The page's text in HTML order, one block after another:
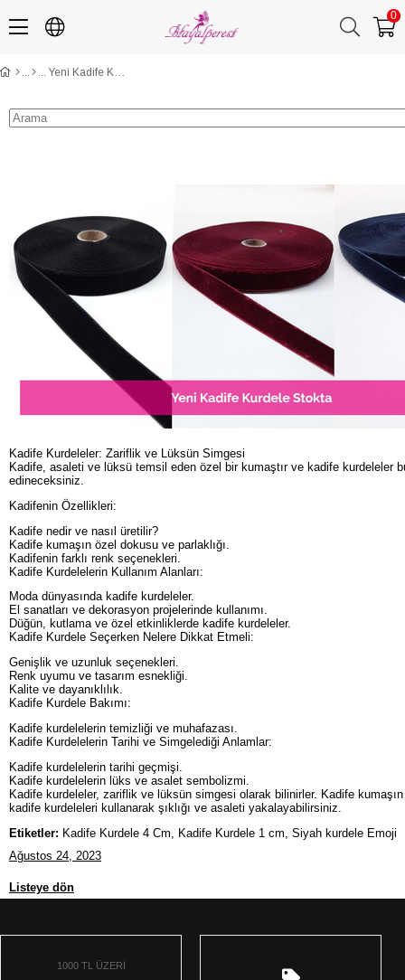
0
Yeni Kadife Kurdele Stokta
Kadife Kurdeleler: Zariflik ve Lüksün Simgesi
Kadife, asaleti ve lüksü temsil eden özel bir kumaştır ve kadife kurdeleler
edineceksiniz.
Kadifenin Özellikleri:
Kadife nedir ve nasıl üretilir?
Kadife kumaşın özel dokusu ve parlaklığı.
Kadifenin farklı renk seçenekleri.
Kadife Kurdelelerin Kullanım Alanları:
Moda dünyasında kadife kurdeleler.
El sanatları ve dekorasyon projelerinde kullanımı.
Düğün, kutlama ve özel etkinliklerde kadife kurdeleler.
Kadife Kurdele Seçerken Nelere Dikkat Etmeli:
Genişlik ve uzunluk seçenekleri.
Renk uyumu ve tasarım esnekliği.
Kalite ve dayanıklılık.
Kadife Kurdele Bakımı:
Kadife kurdelelerin temizliği ve muhafazası.
Kadife Kurdelelerin Tarihi ve Simgelediği Anlamlar:
Kadife kurdelelerin tarihi geçmişi.
Kadife kurdelelerin lüks ve asalet sembolizmi.
Kadife kurdeleler, zariflik ve lüksün simgesi olarak bilinirler. Kadife
kadife kurdeleleri kullanarak şıklığı ve asaleti yakalayabilirsiniz.
Etiketler: Kadife Kurdele 4 Cm, Kadife Kurdele 1 cm, Siyah kurdele Emoji
Ağustos 24, 2023
Listeye dön
1000 TL ÜZERİ